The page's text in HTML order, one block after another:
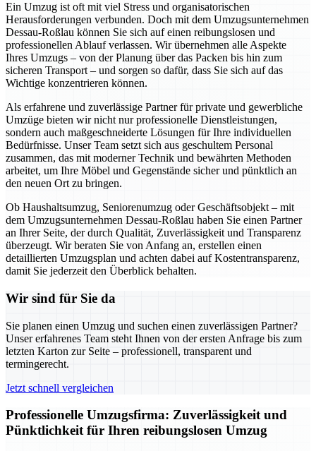
Ein Umzug ist oft mit viel Stress und organisatorischen
Herausforderungen verbunden. Doch mit dem Umzugsunternehmen
Dessau-Roßlau können Sie sich auf einen reibungslosen und
professionellen Ablauf verlassen. Wir übernehmen alle Aspekte
Ihres Umzugs – von der Planung über das Packen bis hin zum
sicheren Transport – und sorgen so dafür, dass Sie sich auf das
Wichtige konzentrieren können.
Als erfahrene und zuverlässige Partner für private und gewerbliche
Umzüge bieten wir nicht nur professionelle Dienstleistungen,
sondern auch maßgeschneiderte Lösungen für Ihre individuellen
Bedürfnisse. Unser Team setzt sich aus geschultem Personal
zusammen, das mit moderner Technik und bewährten Methoden
arbeitet, um Ihre Möbel und Gegenstände sicher und pünktlich an
den neuen Ort zu bringen.
Ob Haushaltsumzug, Seniorenumzug oder Geschäftsobjekt – mit
dem Umzugsunternehmen Dessau-Roßlau haben Sie einen Partner
an Ihrer Seite, der durch Qualität, Zuverlässigkeit und Transparenz
überzeugt. Wir beraten Sie von Anfang an, erstellen einen
detaillierten Umzugsplan und achten dabei auf Kostentransparenz,
damit Sie jederzeit den Überblick behalten.
Wir sind für Sie da
Sie planen einen Umzug und suchen einen zuverlässigen Partner?
Unser erfahrenes Team steht Ihnen von der ersten Anfrage bis zum
letzten Karton zur Seite – professionell, transparent und
termingerecht.
Jetzt schnell vergleichen
Professionelle Umzugsfirma: Zuverlässigkeit und
Pünktlichkeit für Ihren reibungslosen Umzug